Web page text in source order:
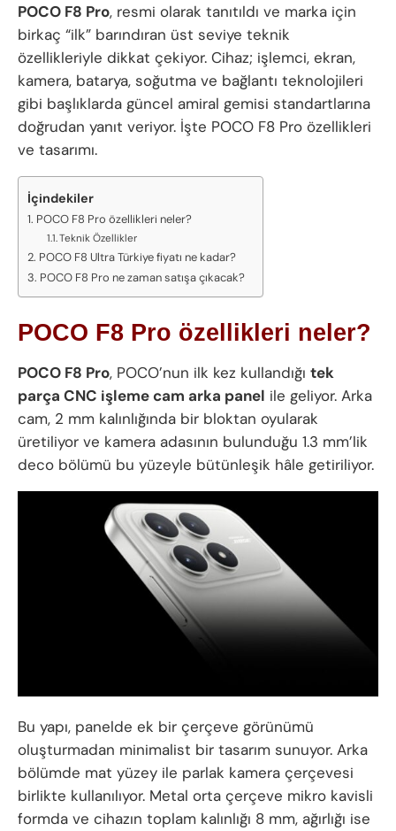
POCO F8 Pro, resmi olarak tanıtıldı ve marka için
birkaç “ilk” barındıran üst seviye teknik
özellikleriyle dikkat çekiyor. Cihaz; işlemci, ekran,
kamera, batarya, soğutma ve bağlantı teknolojileri
gibi başlıklarda güncel amiral gemisi standartlarına
doğrudan yanıt veriyor. İşte POCO F8 Pro özellikleri
ve tasarımı.
İçindekiler
POCO F8 Pro özellikleri neler?
Teknik Özellikler
POCO F8 Ultra Türkiye fiyatı ne kadar?
POCO F8 Pro ne zaman satışa çıkacak?
POCO F8 Pro özellikleri neler?
POCO F8 Pro, POCO’nun ilk kez kullandığı tek
parça CNC işleme cam arka panel ile geliyor. Arka
cam, 2 mm kalınlığında bir bloktan oyularak
üretiliyor ve kamera adasının bulunduğu 1.3 mm’lik
deco bölümü bu yüzeyle bütünleşik hâle getiriliyor.
Bu yapı, panelde ek bir çerçeve görünümü
oluşturmadan minimalist bir tasarım sunuyor. Arka
bölümde mat yüzey ile parlak kamera çerçevesi
birlikte kullanılıyor. Metal orta çerçeve mikro kavisli
formda ve cihazın toplam kalınlığı 8 mm, ağırlığı ise